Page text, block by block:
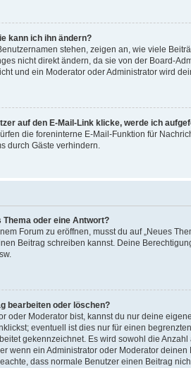
kann ich ihn ändern?
stehen, zeigen an, wie viele
nicht direkt ändern, da sie von der Board-
und ein Moderator oder Administrator wird
auf den E-Mail-Link klicke, werde ich
die foreninterne E-Mail-Funktion für
durch Gäste verhindern.
oder eine Antwort?
Forum zu eröffnen, musst du auf „Neues
Beitrag schreiben kannst. Deine
bearbeiten oder löschen?
oder Moderator bist, kannst du nur deine
eventuell ist dies nur für einen
gekennzeichnet. Es wird sowohl die
wenn ein Administrator oder Moderator
dass normale Benutzer einen Beitrag